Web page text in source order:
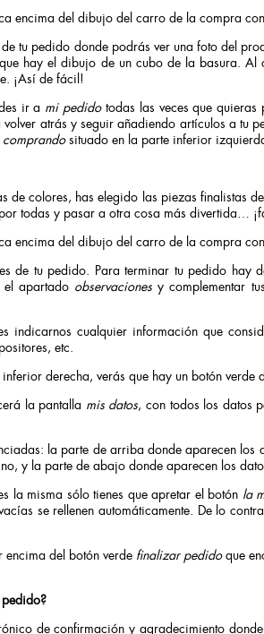
encima del dibujo del carro de la compra
tu pedido donde podrás ver una foto del
hay el dibujo de un cubo de la basura.
¡Así de fácil!
ir a mi pedido todas las veces que
atrás y seguir añadiendo artículos a tu
comprandosituado en la parte inferior
de colores, has elegido las piezas finalistas
todas y pasar a otra cosa más divertida…
encima del dibujo del carro de la compra
de tu pedido. Para terminar tu pedido hay
el apartado observacionesy complementar
indicarnos cualquier información que
etc.
derecha, verás que hay un botón verde
la pantalla mis datos, con todos los datos
la parte de arriba donde aparecen los
y la parte de abajo donde aparecen los
la misma sólo tienes que apretar el botón la
se rellenen automáticamente. De lo
del botón verde finalizar pedidoque
de confirmación y agradecimiento donde